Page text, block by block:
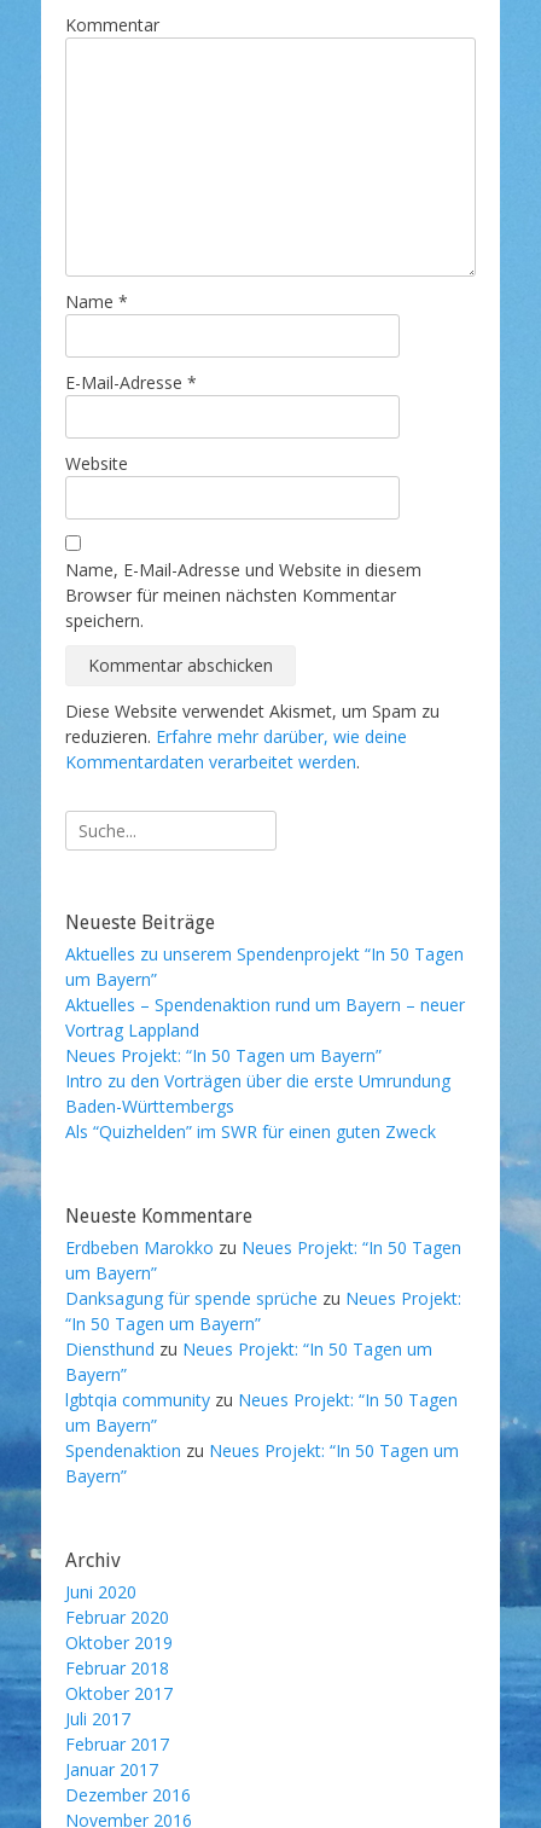
Kommentar
Name *
E-Mail-Adresse *
Website
Name, E-Mail-Adresse und Website in diesem
Browser für meinen nächsten Kommentar
speichern.
Diese Website verwendet Akismet, um Spam zu
reduzieren. Erfahre mehr darüber, wie deine
Kommentardaten verarbeitet werden.
Suche
nach:
Neueste Beiträge
Aktuelles zu unserem Spendenprojekt “In 50 Tagen
um Bayern”
Aktuelles – Spendenaktion rund um Bayern – neuer
Vortrag Lappland
Neues Projekt: “In 50 Tagen um Bayern”
Intro zu den Vorträgen über die erste Umrundung
Baden-Württembergs
Als “Quizhelden” im SWR für einen guten Zweck
Neueste Kommentare
Erdbeben Marokko zu Neues Projekt: “In 50 Tagen
um Bayern”
Danksagung für spende sprüche zu Neues Projekt:
“In 50 Tagen um Bayern”
Diensthund zu Neues Projekt: “In 50 Tagen um
Bayern”
lgbtqia community zu Neues Projekt: “In 50 Tagen
um Bayern”
Spendenaktion zu Neues Projekt: “In 50 Tagen um
Bayern”
Archiv
Juni 2020
Februar 2020
Oktober 2019
Februar 2018
Oktober 2017
Juli 2017
Februar 2017
Januar 2017
Dezember 2016
November 2016